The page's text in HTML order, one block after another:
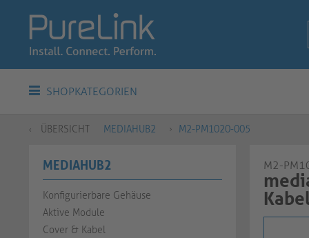
SHOPKATEGORIEN
ÜBERSICHT MEDIAHUB2 M2-PM1020-005
MEDIAHUB2
Konfigurierbare Gehäuse
Aktive Module
Cover & Kabel
M2-